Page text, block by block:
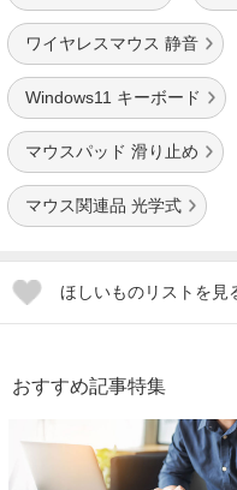
ワイヤレスマウス 静音
Windows11 キーボード
マウスパッド 滑り止め
マウス関連品 光学式
ほしいものリストを見
おすすめ記事特集